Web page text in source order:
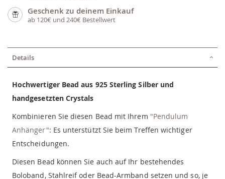
Geschenk zu deinem Einkauf
ab 120€ und 240€ Bestellwert
Details
Hochwertiger Bead aus 925 Sterling Silber und
handgesetzten Crystals
Kombinieren Sie diesen Bead mit Ihrem "Pendulum
Anhänger": Es unterstützt Sie beim Treffen wichtiger
Entscheidungen.
Diesen Bead können Sie auch auf Ihr bestehendes
Boloband, Stahlreif oder Bead-Armband setzen und so, je